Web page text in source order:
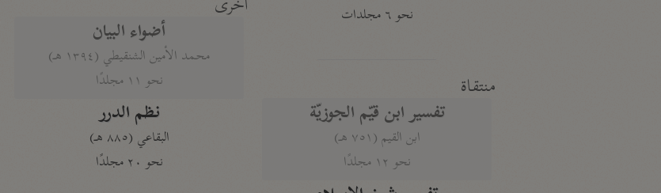
نحو ٦ مجلدات
منتقاة
تفسير ابن قيّم الجوزيّة
ابن القيم (٧٥١ هـ)
نحو ١٢ مجلدًا
أضواء البيان
محمد الأمين الشنقيطي (١٣٩٤ هـ)
نحو ١١ مجلدًا
نظم الدرر
البقاعي (٨٨٥ هـ)
نحو ٢٠ مجلدًا